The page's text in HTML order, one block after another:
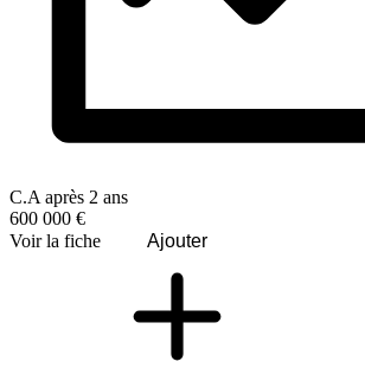
C.A après 2 ans
600 000 €
Voir la fiche
Ajouter